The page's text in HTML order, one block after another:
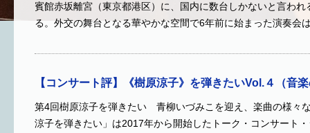
賓館赤坂離宮（東京都港区）に、国内に数台しかないと言われ
る。外交の舞台となる華やかな空間で6年前に始まった演奏会
【コンサート評】《樹原涼子》を弾きたいVol.４（音
第4回樹原涼子を弾きたい 青柳いづみこを迎え、楽曲の様々
涼子を弾きたい」は2017年から開始したトーク・コンサート